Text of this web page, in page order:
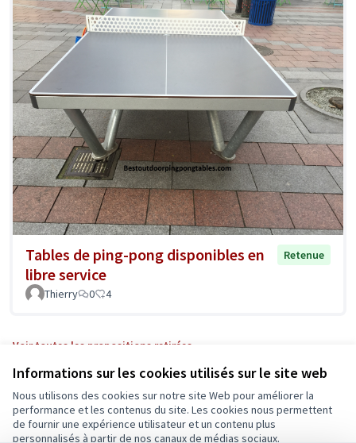
Informations sur les cookies utilisés sur le site web
Nous utilisons des cookies sur notre site Web pour améliorer la
performance et les contenus du site. Les cookies nous permettent
de fournir une expérience utilisateur et un contenu plus
personnalisés à partir de nos canaux de médias sociaux.
Tables de ping-pong disponibles en
libre service
Retenue
Thierry 0 4
Voir toutes les propositions retirées
Conditions d'utilisation
Paramètres des cookies
Ecrivons Angers sur X
Ecrivons Angers sur Facebook